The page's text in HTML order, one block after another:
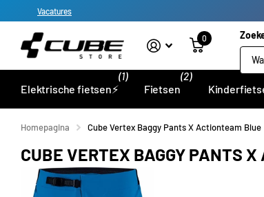
Vacatures
0
Elektrische fietsen⚡
(1)
Fietsen
(2)
Homepagina Cube Vertex Baggy Pants X Actionteam Blue
CUBE VERTEX BAGGY PANTS